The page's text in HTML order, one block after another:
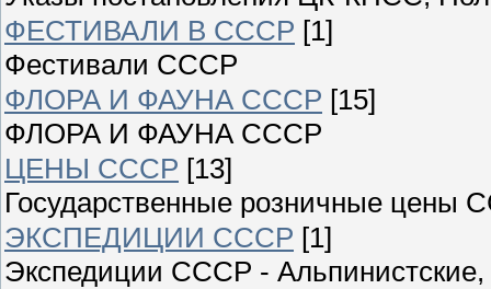
ФЕСТИВАЛИ В СССР [1]
Фестивали СССР
ФЛОРА И ФАУНА СССР [15]
ФЛОРА И ФАУНА СССР
ЦЕНЫ СССР [13]
Государственные розничные цены
ЭКСПЕДИЦИИ СССР [1]
Экспедиции СССР -